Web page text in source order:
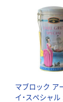
マブロック ア
イ・スペシャ